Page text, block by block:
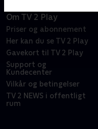
Om TV 2 Play
Priser og abonnement
Her kan du se TV 2 Play
Gavekort til TV 2 Play
Support og
Kundecenter
Vilkår og betingelser
TV 2 NEWS i offentligt
rum